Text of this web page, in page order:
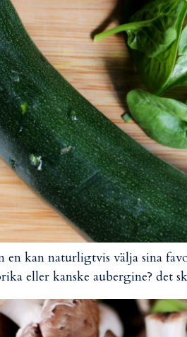
en kan naturligtvis välja sina
eller kanske aubergine? det